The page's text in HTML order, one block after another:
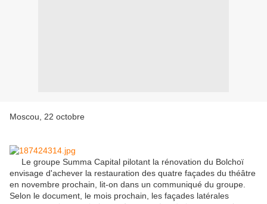
Moscou, 22 octobre
Le groupe Summa Capital pilotant la rénovation du Bolchoï
envisage d'achever la restauration des quatre façades du théâtre
en novembre prochain, lit-on dans un communiqué du groupe.
Selon le document, le mois prochain, les façades latérales